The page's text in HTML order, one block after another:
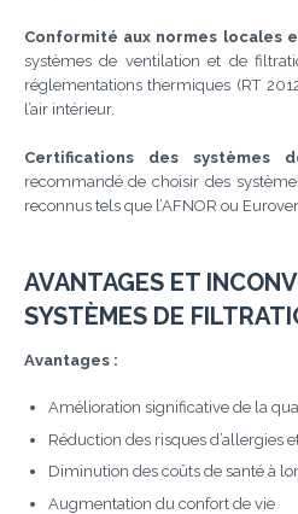
Conformité aux normes locales
systèmes de ventilation et de
réglementations thermiques (RT
l’air intérieur.
Certifications des systèmes
recommandé de choisir des
reconnus tels que l’AFNOR ou
AVANTAGES ET
SYSTÈMES DE
Avantages :
Amélioration significative de la
Réduction des risques d’allergies
Diminution des coûts de santé à
Augmentation du confort de vie